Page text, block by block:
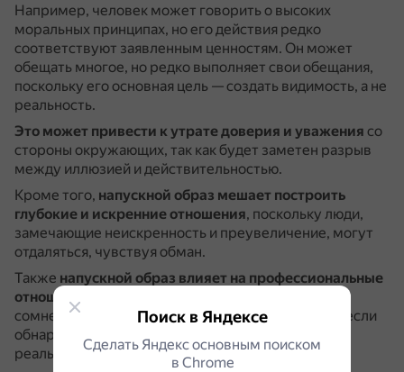
Например, человек может говорить о высоких
моральных принципах, но его действия редко
соответствуют заявленным ценностям. Он может
обещать многое, но редко выполняет свои обещания,
поскольку его основная цель — создать видимость, а не
реальность.
Это может привести к утрате доверия и уважения со
стороны окружающих, так как будет заметен разрыв
между иллюзией и действительностью.
Кроме того, напускной образ мешает построить
глубокие и искренние отношения, поскольку люди,
замечающие неискренность и преувеличение, могут
отдаляться, чувствуя обман.
Также напускной образ влияет на профессиональные
отношения
сомневаться в компетентности такого человека, если
обнаружат несоответствие между его словами и
реальными достижениями.
Поиск в Яндексе
Сделать Яндекс основным поиском
в Сhrome